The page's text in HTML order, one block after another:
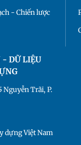
- Chiến lược
- DỮ LIỆU
Nguyễn Trãi, P.
dựng Việt Nam